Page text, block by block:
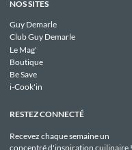
NOS SITES
Guy Demarle
Club Guy Demarle
Le Mag'
Boutique
Be Save
i-Cook'in
RESTEZ CONNECTÉ
Recevez chaque semaine un
concentré d'inspiration cuilinaire !